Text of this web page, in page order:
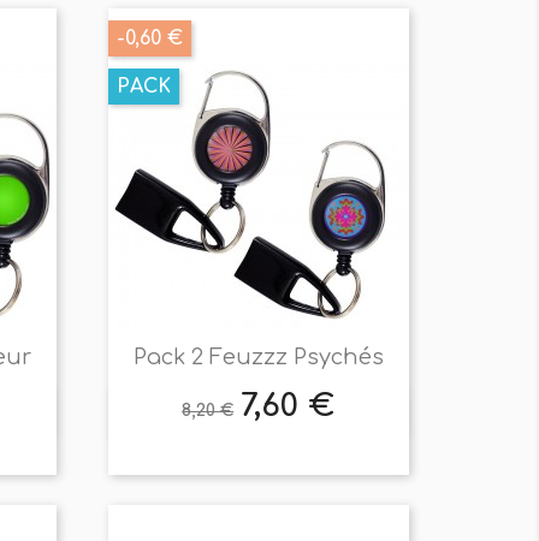
Pack 2 Feuzzz Psychés
Prix
de
8,20 € Prix
7,60 €
-0,60 €
PACK
Aperçu rapide